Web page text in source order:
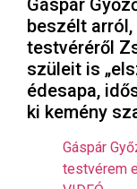
Gáspár
beszélt arról,
testvéréről
szüleit is
édesapa,
ki kemény
Gáspár
testvérem